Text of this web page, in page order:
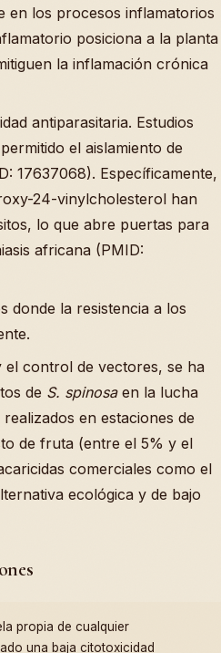
en los procesos inflamatorios
posiciona a la planta
la inflamación crónica
antiparasitaria. Estudios
el aislamiento de
17637068). Específicamente,
24-vinylcholesterol han
lo que abre puertas para
africana (PMID:
donde la resistencia a los
el control de vectores, se ha
de S. spinosaen la lucha
en estaciones de
de fruta (entre el 5% y el
comerciales como el
ecológica y de bajo
propia de cualquier
una baja citotoxicidad